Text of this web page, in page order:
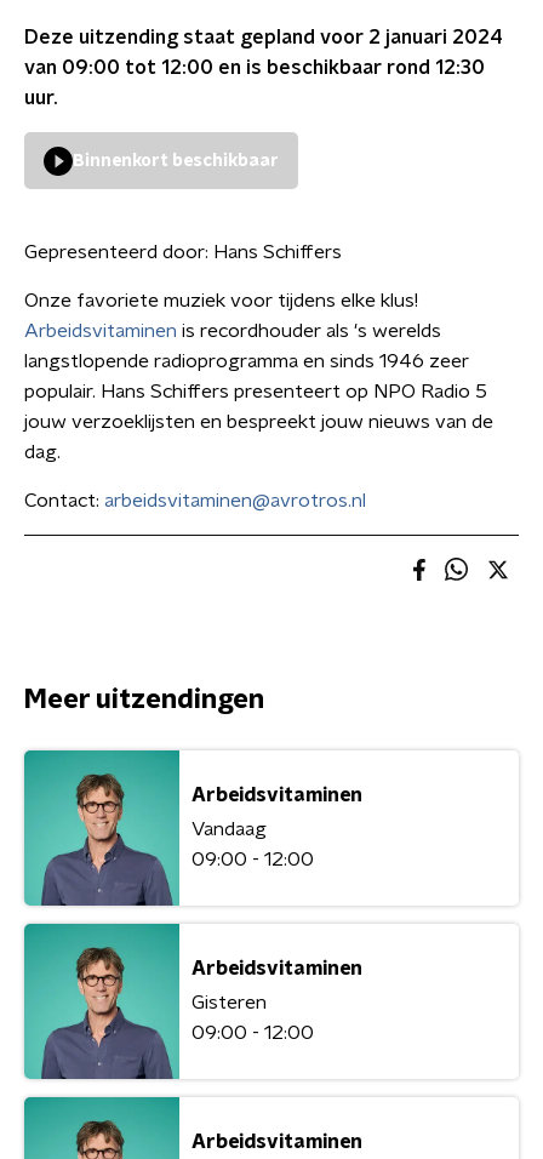
Deze uitzending staat gepland voor 2 januari 2024
van 09:00 tot 12:00 en is beschikbaar rond 12:30
uur.
Binnenkort beschikbaar
Gepresenteerd door: Hans Schiffers
Onze favoriete muziek voor tijdens elke klus!
Arbeidsvitaminen is recordhouder als 's werelds
langstlopende radioprogramma en sinds 1946 zeer
populair. Hans Schiffers presenteert op NPO Radio 5
jouw verzoeklijsten en bespreekt jouw nieuws van de
dag.
Contact: arbeidsvitaminen@avrotros.nl
Meer uitzendingen
Arbeidsvitaminen
Vandaag
09:00 - 12:00
Arbeidsvitaminen
Gisteren
09:00 - 12:00
Arbeidsvitaminen